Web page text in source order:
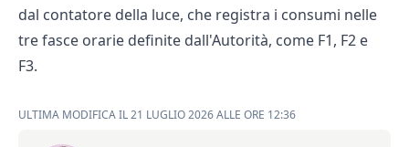
dal contatore della luce, che registra i consumi nelle
tre fasce orarie definite dall'Autorità, come F1, F2 e
F3.
ULTIMA MODIFICA IL 21 LUGLIO 2026 ALLE ORE 12:36